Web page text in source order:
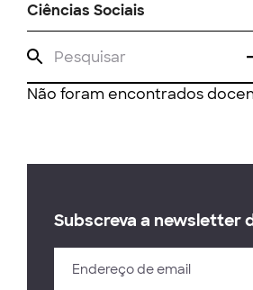
Ciências Sociais
Não foram encontrados
Subscreva a newsletter